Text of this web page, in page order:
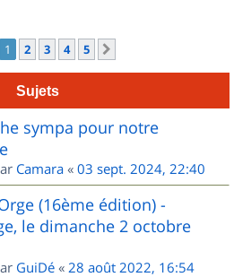
1 2 3 4 5
Sujets
sympa pour notre
Camara « 03 sept. 2024, 22:40
(16ème édition) -
le dimanche 2 octobre
GuiDé « 28 août 2022, 16:54